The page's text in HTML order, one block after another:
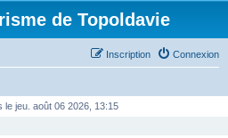
de Topoldavie
Connexion
Inscription
le jeu. août 06 2026, 13:15